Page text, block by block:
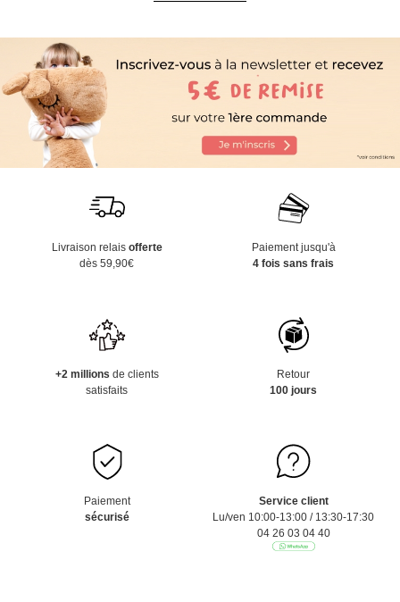
Livraison relais offerte
dès 59,90€
Paiement jusqu'à
4 fois sans frais
+2 millions de clients
satisfaits
Retour
100 jours
Paiement
sécurisé
Service client
Lu/ven 10:00-13:00 / 13:30-17:30
04 26 03 04 40